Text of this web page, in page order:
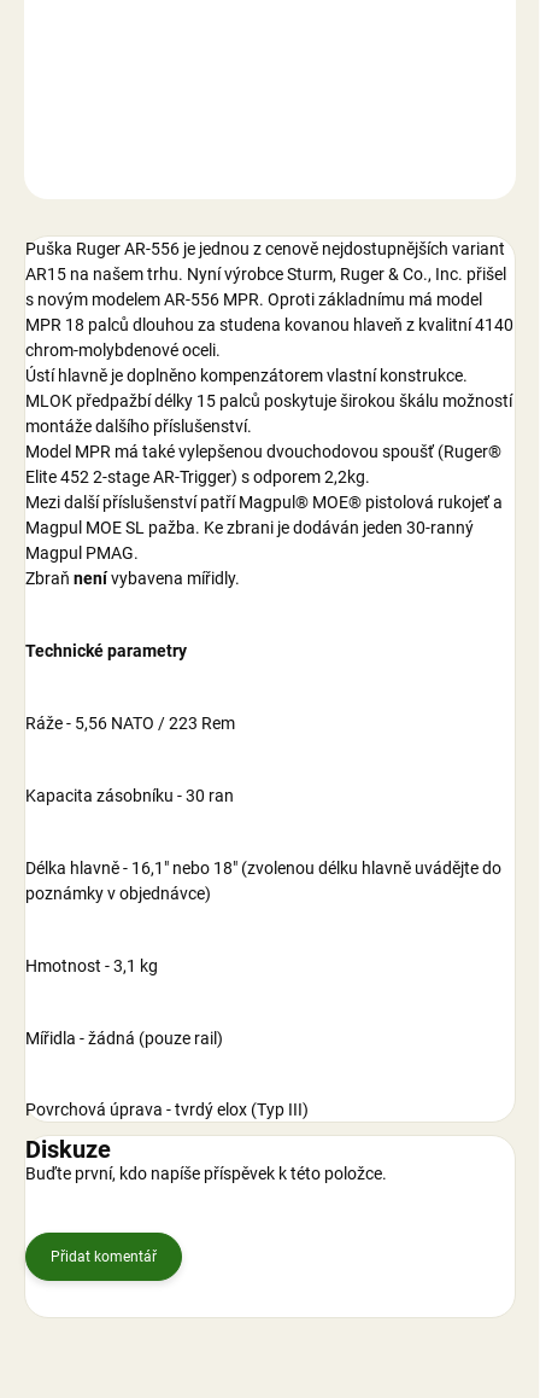
Puška Ruger AR-556 je jednou z cenově nejdostupnějších variant
AR15 na našem trhu. Nyní výrobce Sturm, Ruger & Co., Inc. přišel
s novým modelem AR-556 MPR. Oproti základnímu má model
MPR 18 palců dlouhou za studena kovanou hlaveň z kvalitní 4140
chrom-molybdenové oceli.
Ústí hlavně je doplněno kompenzátorem vlastní konstrukce.
MLOK předpažbí délky 15 palců poskytuje širokou škálu možností
montáže dalšího příslušenství.
Model MPR má také vylepšenou dvouchodovou spoušť (Ruger®
Elite 452 2-stage AR-Trigger) s odporem 2,2kg.
Mezi další příslušenství patří Magpul® MOE® pistolová rukojeť a
Magpul MOE SL pažba. Ke zbrani je dodáván jeden 30-ranný
Magpul PMAG.
Zbraň nenívybavena mířidly.
Technické parametry
Ráže - 5,56 NATO / 223 Rem
Kapacita zásobníku - 30 ran
Délka hlavně - 16,1" nebo 18" (zvolenou délku hlavně uvádějte do
poznámky v objednávce)
Hmotnost - 3,1 kg
Mířidla - žádná (pouze rail)
Povrchová úprava - tvrdý elox (Typ III)
Diskuze
Buďte první, kdo napíše příspěvek k této položce.
Přidat komentář